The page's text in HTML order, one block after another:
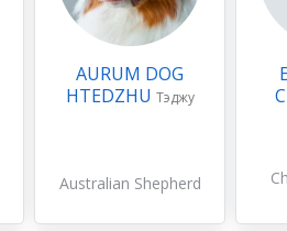
AURUM DOG
HTEDZHU Тэджу
Australian Shepherd